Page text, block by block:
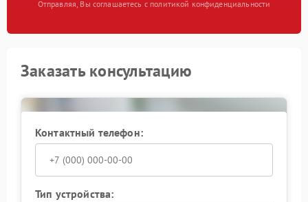
Отправляя, Вы соглашаетесь с политикой конфиденциальности
Заказать консультацию
Контактный телефон:
Тип устройства: